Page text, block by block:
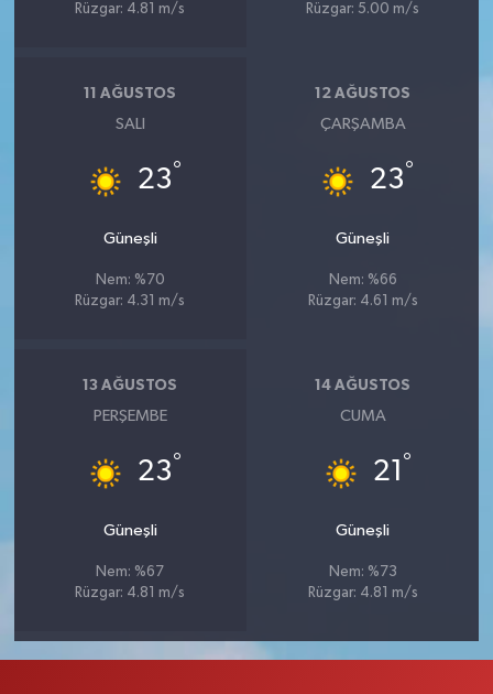
Rüzgar: 4.81 m/s
Rüzgar: 5.00 m/s
11 AĞUSTOS
SALI
23°
Güneşli
Nem: %70
Rüzgar: 4.31 m/s
12 AĞUSTOS
ÇARŞAMBA
23°
Güneşli
Nem: %66
Rüzgar: 4.61 m/s
13 AĞUSTOS
PERŞEMBE
23°
Güneşli
Nem: %67
Rüzgar: 4.81 m/s
14 AĞUSTOS
CUMA
21 °
Güneşli
Nem: %73
Rüzgar: 4.81 m/s